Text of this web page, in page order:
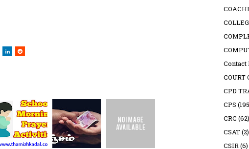
COURT
CPD
CPS
CRC (62)
CSAT(2)
CSIR(6)